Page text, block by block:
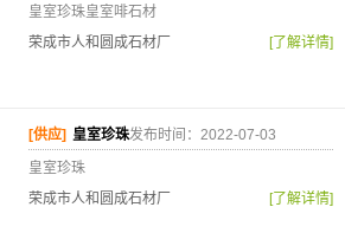
皇室珍珠皇室啡石材
荣成市人和圆成石材厂
[了解详情]
[供应] 皇室珍珠发布时间：2022-07-03
皇室珍珠
荣成市人和圆成石材厂
[了解详情]